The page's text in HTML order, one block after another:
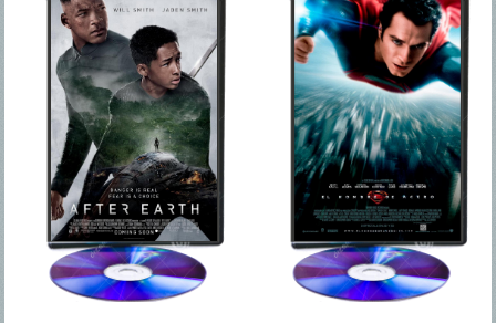
AFTER EARTH
- DESPUES DE LA
TIERRA
Tras una serie de
cataclismos que forzaron a
la humanidad a abandonar
la Tierra, Nova Prime se
convirtió en su nuevo
hogar. Tras una larga
misión fuera de ese
planeta, el legendario
general ... Más
EL HOMBRE DE
ACERO
Desde Krypton, un lejano
planeta muy avanzado
tecnológicamente, un bebé
es enviado en una cápsula
a través del espacio a la
Tierra para que viva entre
los humanos. Educado en
una granja en K... Más